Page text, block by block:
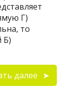
Г)
то
Б)
далее